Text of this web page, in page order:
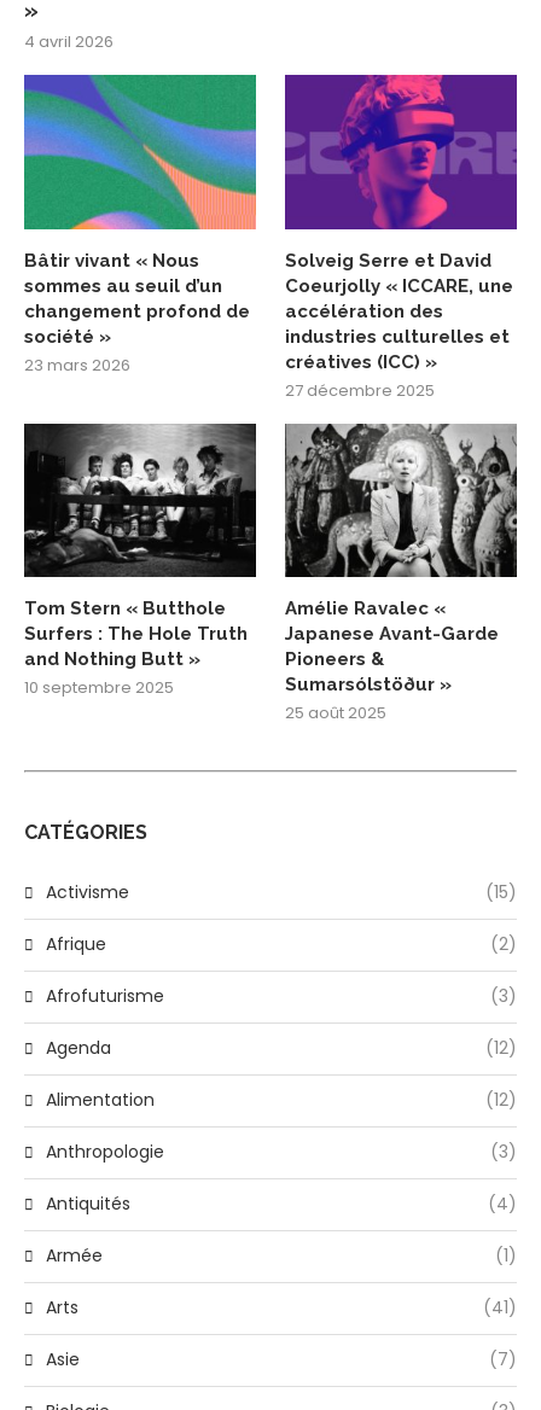
»
4 avril 2026
Bâtir vivant « Nous
sommes au seuil d’un
changement profond de
société »
23 mars 2026
Solveig Serre et David
Coeurjolly « ICCARE, une
accélération des
industries culturelles et
créatives (ICC) »
27 décembre 2025
Tom Stern « Butthole
Surfers : The Hole Truth
and Nothing Butt »
10 septembre 2025
Amélie Ravalec «
Japanese Avant-Garde
Pioneers &
Sumarsólstöður »
25 août 2025
CATÉGORIES
Activisme (15)
Afrique (2)
Afrofuturisme (3)
Agenda (12)
Alimentation (12)
Anthropologie (3)
Antiquités (4)
Armée (1)
Arts (41)
Asie (7)